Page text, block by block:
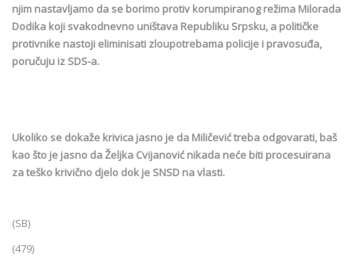
njim nastavljamo da se borimo protiv korumpiranog režima Milorada
Dodika koji svakodnevno uništava Republiku Srpsku, a političke
protivnike nastoji eliminisati zloupotrebama policije i pravosuđa,
poručuju iz SDS-a.
Ukoliko se dokaže krivica jasno je da Miličević treba odgovarati, baš
kao što je jasno da Željka Cvijanović nikada neće biti procesuirana
za teško krivično djelo dok je SNSD na vlasti.
(SB)
(479)